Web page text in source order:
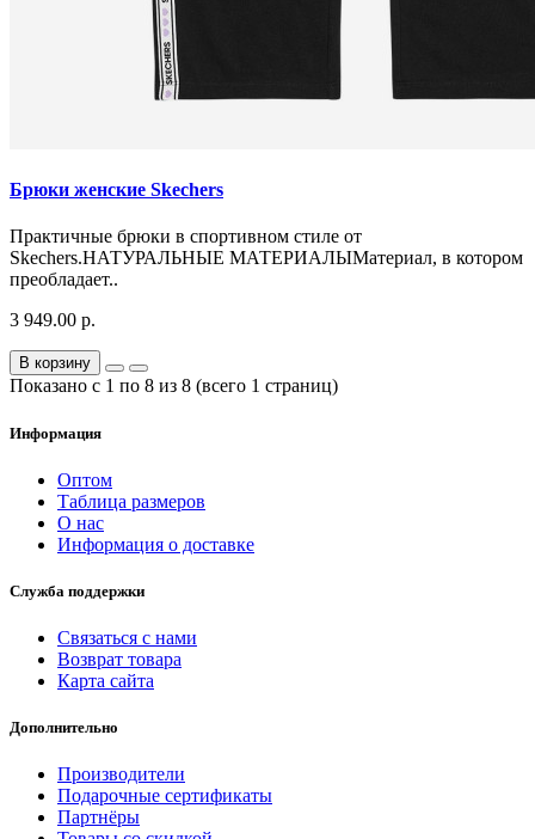
Брюки женские Skechers
Практичные брюки в спортивном стиле от
Skechers.НАТУРАЛЬНЫЕ МАТЕРИАЛЫМатериал, в котором
преобладает..
3 949.00 р.
В корзину
Показано с 1 по 8 из 8 (всего 1 страниц)
Информация
Оптом
Таблица размеров
О нас
Информация о доставке
Служба поддержки
Связаться с нами
Возврат товара
Карта сайта
Дополнительно
Производители
Подарочные сертификаты
Партнёры